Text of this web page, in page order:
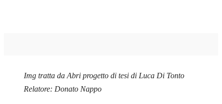
Img tratta da Abri progetto di tesi di Luca Di Tonto
Relatore: Donato Nappo